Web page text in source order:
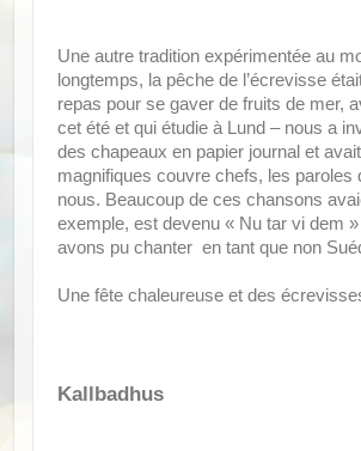
Une autre tradition expérimentée au
longtemps, la pêche de l’écrevisse
repas pour se gaver de fruits de mer,
cet été et qui étudie à Lund – nous a
des chapeaux en papier journal et
magnifiques couvre chefs, les paroles
nous. Beaucoup de ces chansons
exemple, est devenu « Nu tar vi dem
avons pu chanter en tant que non
Une fête chaleureuse et des
Kallbadhus